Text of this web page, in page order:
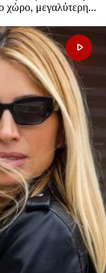
χώρο, μεγαλύτερη...